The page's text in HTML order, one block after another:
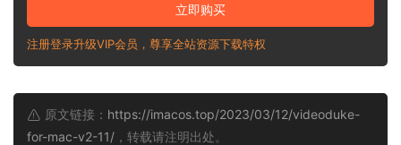
立即购买
注册登录升级VIP会员，尊享全站资源下载特权
原文链接： https://imacos.top/2023/03/12/videoduke-
for-mac-v2-11/ ，转载请注明出处。